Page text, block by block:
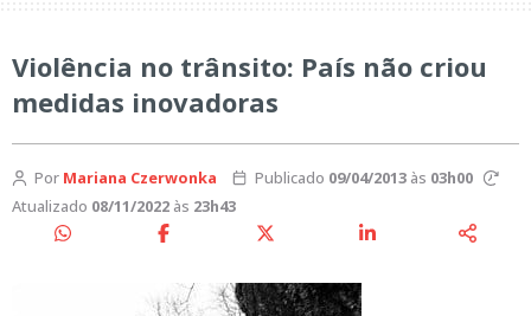
Violência no trânsito: País não criou
medidas inovadoras
Por Mariana Czerwonka Publicado 09/04/2013às 03h00
Atualizado 08/11/2022 às 23h43